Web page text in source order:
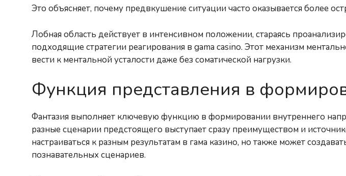
Это объясняет, почему предвкушение ситуации часто оказывается более
Лобная область действует в интенсивном положении, стараясь
подходящие стратегии реагирования в gama casino. Этот механизм
вести к ментальной усталости даже без соматической нагрузки.
Функция представления в
Фантазия выполняет ключевую функцию в формировании внутреннего
разные сценарии предстоящего выступает сразу преимуществом и
настраиваться к разным результатам в гама казино, но также может
познавательных сценариев.